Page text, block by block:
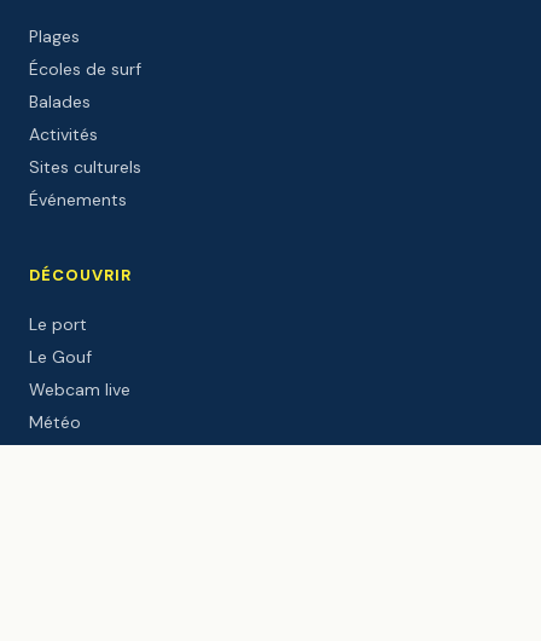
Plages
Écoles de surf
Balades
Activités
Sites culturels
Événements
DÉCOUVRIR
Le port
Le Gouf
Webcam live
Météo